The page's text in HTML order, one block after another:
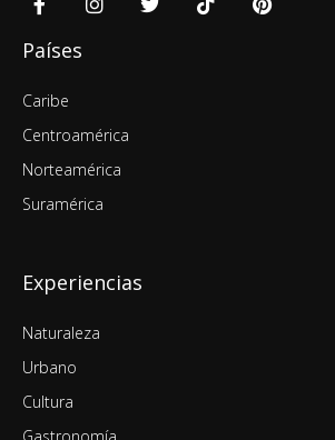
Países
Caribe
Centroamérica
Norteamérica
Suramérica
Experiencias
Naturaleza
Urbano
Cultura